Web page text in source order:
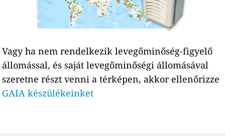
Vagy ha nem rendelkezik levegőminőség-figyelő
állomással, és saját levegőminőségi állomásával
szeretne részt venni a térképen, akkor ellenőrizze
GAIA készülékeinket